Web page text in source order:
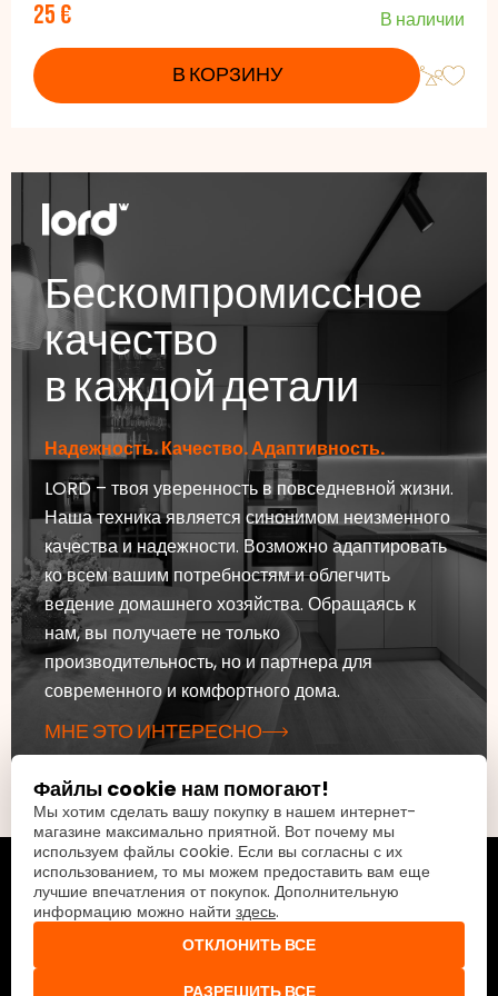
25 € В наличии
В КОРЗИНУ
Бескомпромиссное
качество
в каждой детали
Надежность. Качество. Адаптивность.
LORD – твоя уверенность в повседневной жизни.
Наша техника является синонимом неизменного
качества и надежности. Возможно адаптировать
ко всем вашим потребностям и облегчить
ведение домашнего хозяйства. Обращаясь к
нам, вы получаете не только
производительность, но и партнера для
современного и комфортного дома.
МНЕ ЭТО ИНТЕРЕСНО
Файлы cookie нам помогают!
Мы хотим сделать вашу покупку в нашем интернет-
магазине максимально приятной. Вот почему мы
используем файлы cookie. Если вы согласны с их
использованием, то мы можем предоставить вам еще
лучшие впечатления от покупок. Дополнительную
информацию можно найти здесь.
ОТКЛОНИТЬ ВСЕ
РАЗРЕШИТЬ ВСЕ